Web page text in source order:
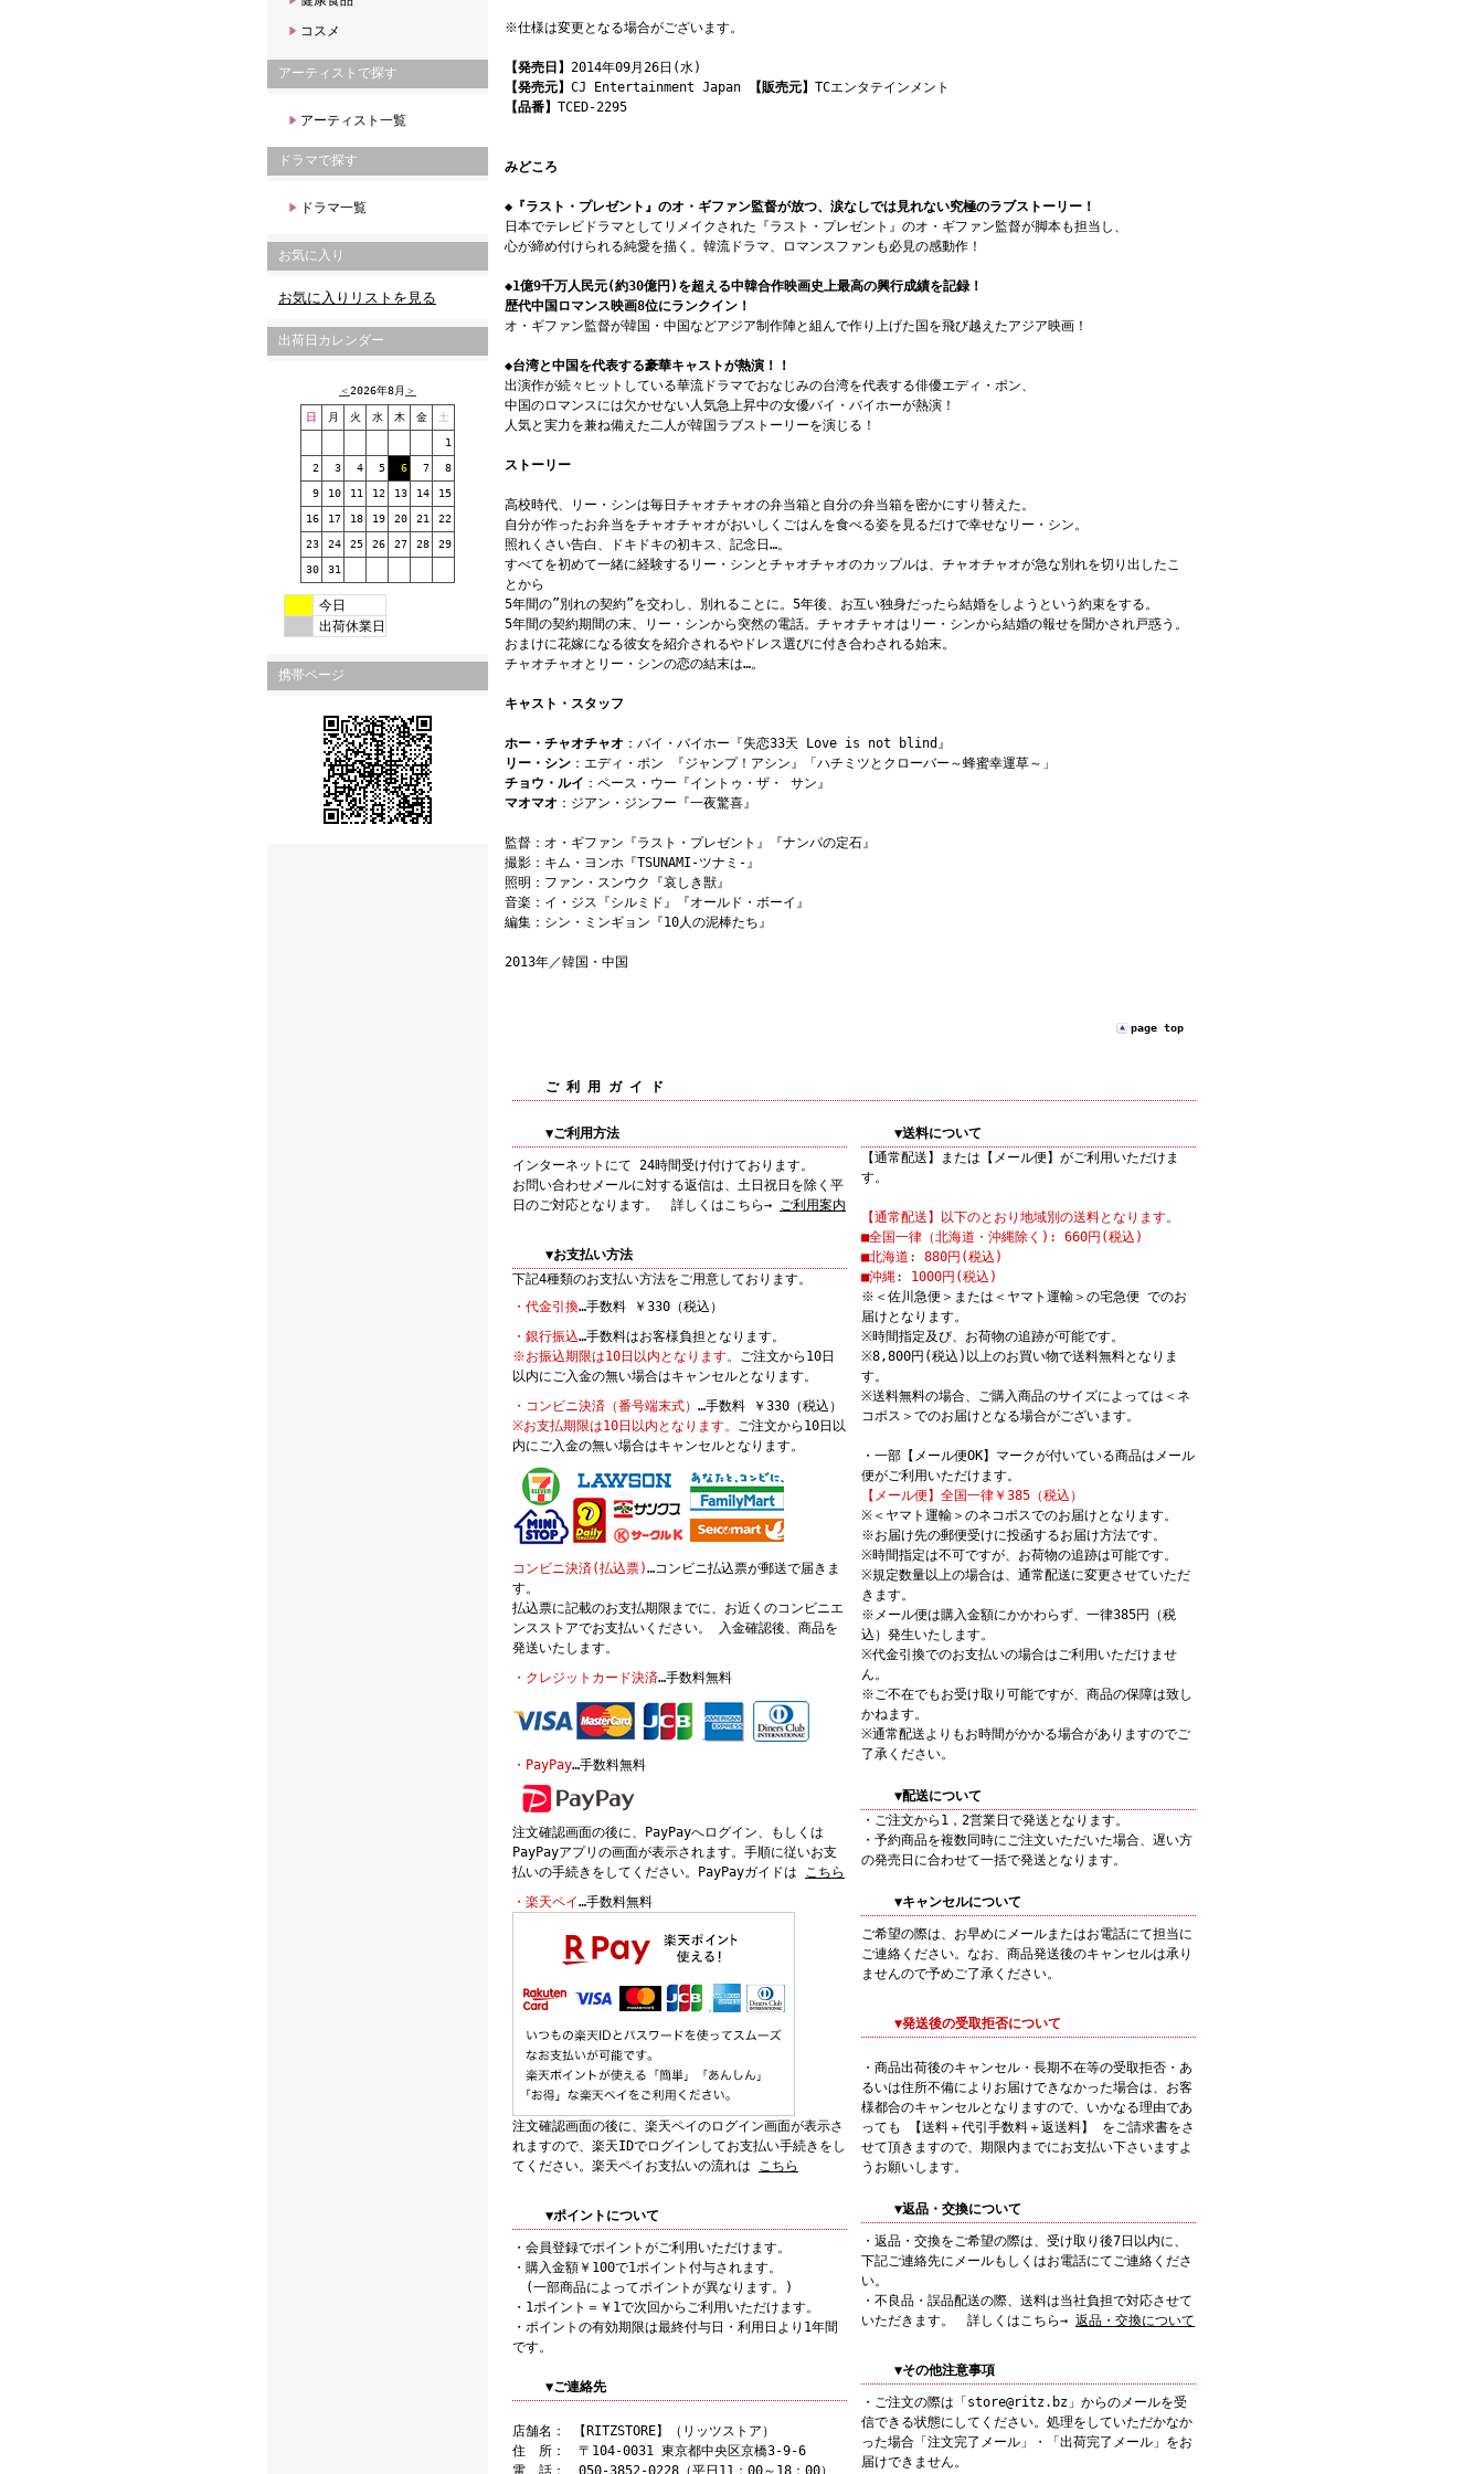
コスメ
アーティストで探す
アーティスト一覧
ドラマで探す
ドラマ一覧
お気に入り
お気に入りリストを見る
出荷日カレンダー
＜2026年8月 ＞
日 月 火 水 木 金 土
1
2 3 4 5 6 7 8
9 10 11 12 13 14 15
16 17 18 19 20 21 22
23 24 25 26 27 28 29
30 31
今日
出荷休業日
携帯ページ
※仕様は変更となる場合がございます。
【発売日】 2014年09月26日(水)
【発売元】 CJ Entertainment Japan 【販売元】 TCエンタテインメント
【品番】 TCED-2295
みどころ
◆『ラスト・プレゼント』のオ・ギファン監督が放つ、涙なしでは見れない究極のラブストーリー！
日本でテレビドラマとしてリメイクされた『ラスト・プレゼント』のオ・ギファン監督が脚本も担当し、
心が締め付けられる純愛を描く。韓流ドラマ、ロマンスファンも必見の感動作！
◆1億9千万人民元(約30億円)を超える中韓合作映画史上最高の興行成績を記録！
歴代中国ロマンス映画8位にランクイン！
オ・ギファン監督が韓国・中国などアジア制作陣と組んで作り上げた国を飛び越えたアジア映画！
◆台湾と中国を代表する豪華キャストが熱演！！
出演作が続々ヒットしている華流ドラマでおなじみの台湾を代表する俳優エディ・ポン、
中国のロマンスには欠かせない人気急上昇中の女優バイ・バイホーが熱演！
人気と実力を兼ね備えた二人が韓国ラブストーリーを演じる！
ストーリー
高校時代、リー・シンは毎日チャオチャオの弁当箱と自分の弁当箱を密かにすり替えた。
自分が作ったお弁当をチャオチャオがおいしくごはんを食べる姿を見るだけで幸せなリー・シン。
照れくさい告白、ドキドキの初キス、記念日…。
すべてを初めて一緒に経験するリー・シンとチャオチャオのカップルは、チャオチャオが急な別れを切り出したこ
とから
5年間の”別れの契約”を交わし、別れることに。5年後、お互い独身だったら結婚をしようという約束をする。
5年間の契約期間の末、リー・シンから突然の電話。チャオチャオはリー・シンから結婚の報せを聞かされ戸惑う。
おまけに花嫁になる彼女を紹介されるやドレス選びに付き合わされる始末。
チャオチャオとリー・シンの恋の結末は…。
キャスト・スタッフ
ホー・チャオチャオ ：バイ・バイホー『失恋33天 Love is not blind』
リー・シン ：エディ・ポン 『ジャンプ！アシン』「ハチミツとクローバー～蜂蜜幸運草～」
チョウ・ルイ ：ペース・ウー『イントゥ・ザ・ サン』
マオマオ ：ジアン・ジンフー『一夜驚喜』
監督：オ・ギファン『ラスト・プレゼント』『ナンパの定石』
撮影：キム・ヨンホ『TSUNAMI-ツナミ-』
照明：ファン・スンウク『哀しき獣』
音楽：イ・ジス『シルミド』『オールド・ボーイ』
編集：シン・ミンギョン『10人の泥棒たち』
2013年／韓国・中国
page top
ご 利 用 ガ イ ド
▼ご利用方法
インターネットにて 24時間受け付けております。
お問い合わせメールに対する返信は、土日祝日を除く平
日のご対応となります。 詳しくはこちら→ ご利用案内
▼お支払い方法
下記4種類のお支払い方法をご用意しております。
・代金引換…手数料 ￥330（税込）
・銀行振込…手数料はお客様負担となります。
※お振込期限は10日以内となります。 ご注文から10日
以内にご入金の無い場合はキャンセルとなります。
・コンビニ決済（番号端末式） …手数料 ￥330（税込）
※お支払期限は10日以内となります。 ご注文から10日以
内にご入金の無い場合はキャンセルとなります。
コンビニ決済(払込票)…コンビニ払込票が郵送で届きま
す。
払込票に記載のお支払期限までに、お近くのコンビニエ
ンスストアでお支払いください。 入金確認後、商品を
発送いたします。
・クレジットカード決済…手数料無料
・PayPay…手数料無料
注文確認画面の後に、PayPayへログイン、もしくは
PayPayアプリの画面が表示されます。手順に従いお支
払いの手続きをしてください。PayPayガイドは こちら
・楽天ペイ…手数料無料
注文確認画面の後に、楽天ペイのログイン画面が表示さ
れますので、楽天IDでログインしてお支払い手続きをし
てください。楽天ペイお支払いの流れは こちら
▼ポイントについて
・会員登録でポイントがご利用いただけます。
・購入金額￥100で1ポイント付与されます。
(一部商品によってポイントが異なります。)
・1ポイント＝￥1で次回からご利用いただけます。
・ポイントの有効期限は最終付与日・利用日より1年間
です。
▼ご連絡先
店舗名： 【RITZSTORE】（リッツストア）
住 所： 〒104-0031 東京都中央区京橋3-9-6
電 話： 050-3852-0228（平日11：00～18：00）
▼送料について
【通常配送】または【メール便】がご利用いただけま
す。
【通常配送】以下のとおり地域別の送料となります。
■全国一律（北海道・沖縄除く): 660円(税込)
■北海道: 880円(税込)
■沖縄: 1000円(税込)
※＜佐川急便＞または＜ヤマト運輸＞の宅急便 でのお
届けとなります。
※時間指定及び、お荷物の追跡が可能です。
※8,800円(税込)以上のお買い物で送料無料となりま
す。
※送料無料の場合、ご購入商品のサイズによっては＜ネ
コポス＞でのお届けとなる場合がございます。
・一部【メール便OK】マークが付いている商品はメール
便がご利用いただけます。
【メール便】全国一律￥385（税込）
※＜ヤマト運輸＞のネコポスでのお届けとなります。
※お届け先の郵便受けに投函するお届け方法です。
※時間指定は不可ですが、お荷物の追跡は可能です。
※規定数量以上の場合は、通常配送に変更させていただ
きます。
※メール便は購入金額にかかわらず、一律385円（税
込）発生いたします。
※代金引換でのお支払いの場合はご利用いただけませ
ん。
※ご不在でもお受け取り可能ですが、商品の保障は致し
かねます。
※通常配送よりもお時間がかかる場合がありますのでご
了承ください。
▼配送について
・ご注文から1，2営業日で発送となります。
・予約商品を複数同時にご注文いただいた場合、遅い方
の発売日に合わせて一括で発送となります。
▼キャンセルについて
ご希望の際は、お早めにメールまたはお電話にて担当に
ご連絡ください。なお、商品発送後のキャンセルは承り
ませんので予めご了承ください。
▼発送後の受取拒否について
・商品出荷後のキャンセル・長期不在等の受取拒否・あ
るいは住所不備によりお届けできなかった場合は、お客
様都合のキャンセルとなりますので、いかなる理由であ
っても 【送料＋代引手数料＋返送料】 をご請求書をさ
せて頂きますので、期限内までにお支払い下さいますよ
うお願いします。
▼返品・交換について
・返品・交換をご希望の際は、受け取り後7日以内に、
下記ご連絡先にメールもしくはお電話にてご連絡くださ
い。
・不良品・誤品配送の際、送料は当社負担で対応させて
いただきます。 詳しくはこちら→返品・交換について
▼その他注意事項
・ご注文の際は「store@ritz.bz」からのメールを受
信できる状態にしてください。処理をしていただかなか
った場合「注文完了メール」・「出荷完了メール」をお
届けできません。